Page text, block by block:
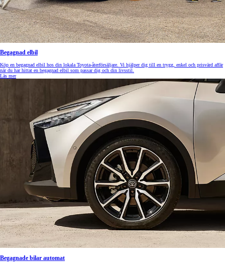
Begagnad elbil
Köp en begagnad elbil hos din lokala Toyota-återförsäljare. Vi hjälper dig till en trygg, enkel och prisvärd affär
när du har hittat en begagnad elbil som passar dig och din livsstil.
Läs mer
Begagnade bilar automat